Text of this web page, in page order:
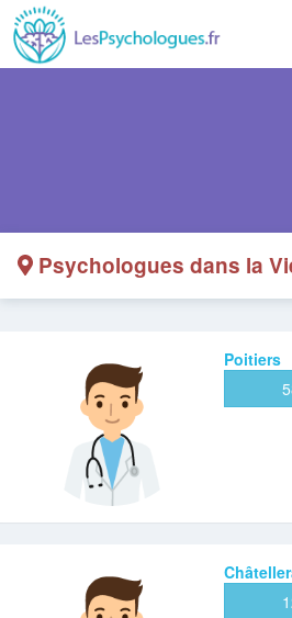
Psychologues dans la
Poitiers